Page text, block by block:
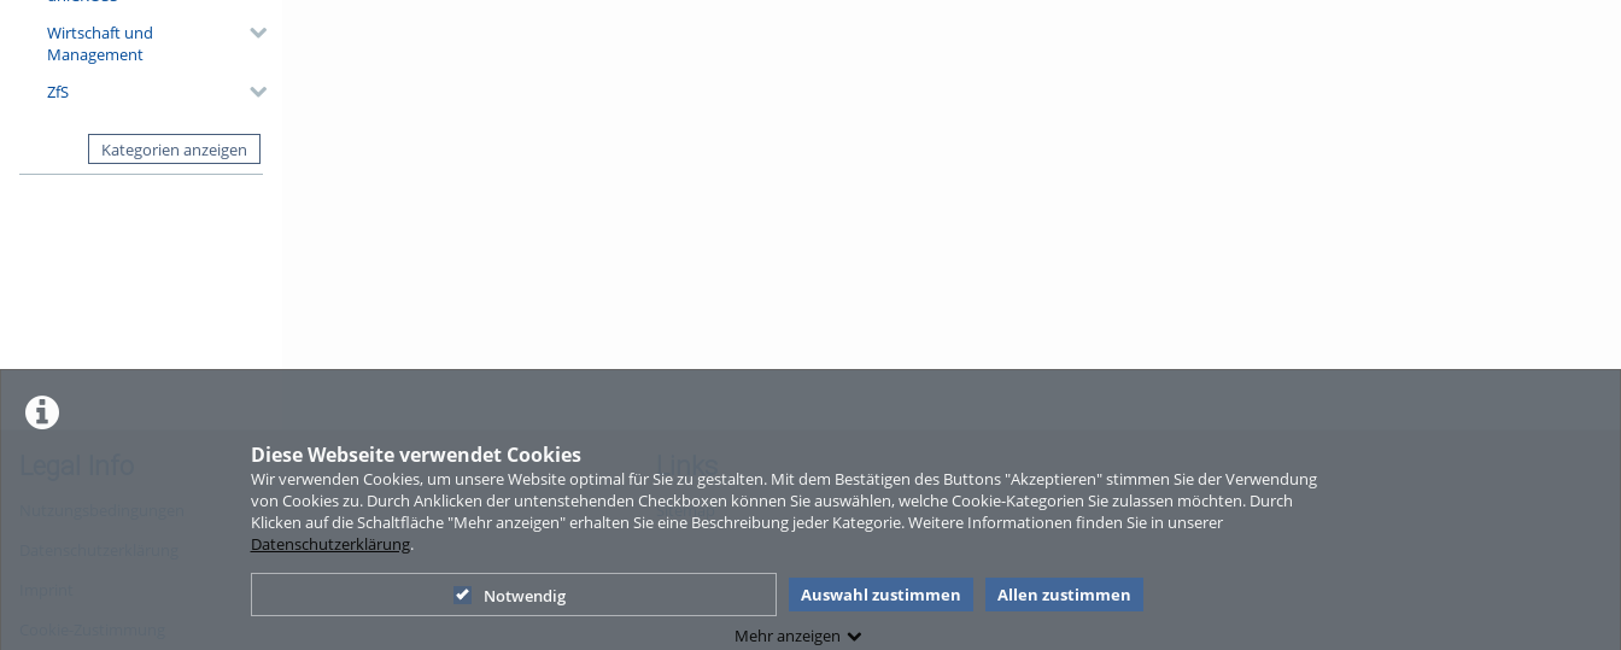
Diese Webseite verwendet Cookies
Wir verwenden Cookies, um unsere Website optimal für Sie zu gestalten. Mit dem Bestätigen des Buttons "Akzeptieren" stimmen Sie der Verwendung
von Cookies zu. Durch Anklicken der untenstehenden Checkboxen können Sie auswählen, welche Cookie-Kategorien Sie zulassen möchten. Durch
Klicken auf die Schaltfläche "Mehr anzeigen" erhalten Sie eine Beschreibung jeder Kategorie. Weitere Informationen finden Sie in unserer
Datenschutzerklärung.
Notwendig Auswahl zustimmen
Allen zustimmen
Mehr anzeigen
Wirtschaft und
Management
ZfS
Kategorien anzeigen
Sperber
Links
Sitemap